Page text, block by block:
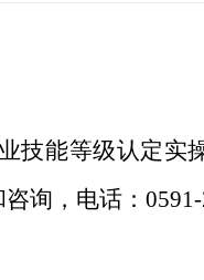
技能等级认定实
询，电话：0591-